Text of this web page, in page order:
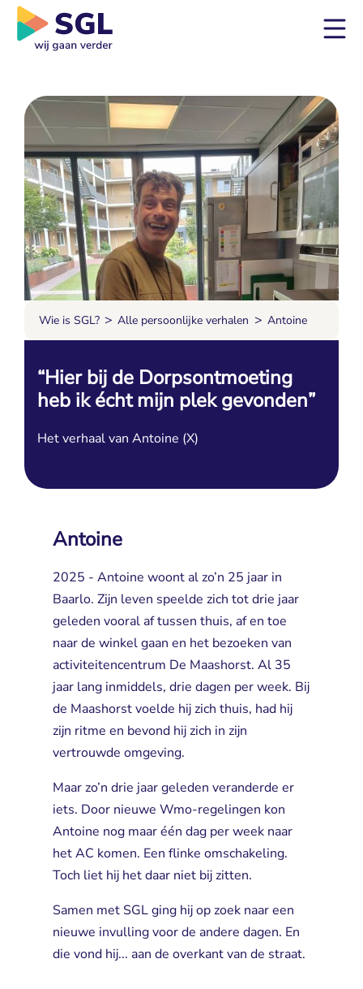
“Hier bij de Dorpsontmoeting
heb ik écht mijn plek gevonden”
Het verhaal van Antoine (X)
Wie is SGL? > Alle persoonlijke verhalen > Antoine
Antoine
2025 - Antoine woont al zo’n 25 jaar in
Baarlo. Zijn leven speelde zich tot drie jaar
geleden vooral af tussen thuis, af en toe
naar de winkel gaan en het bezoeken van
activiteitencentrum De Maashorst. Al 35
jaar lang inmiddels, drie dagen per week. Bij
de Maashorst voelde hij zich thuis, had hij
zijn ritme en bevond hij zich in zijn
vertrouwde omgeving.
Maar zo’n drie jaar geleden veranderde er
iets. Door nieuwe Wmo-regelingen kon
Antoine nog maar één dag per week naar
het AC komen. Een flinke omschakeling.
Toch liet hij het daar niet bij zitten.
Samen met SGL ging hij op zoek naar een
nieuwe invulling voor de andere dagen. En
die vond hij... aan de overkant van de straat.